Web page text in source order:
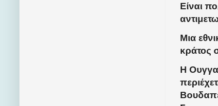
Είναι
Μια
κράτος
Η